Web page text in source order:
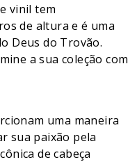
vinil tem
de altura e é uma
Deus do Trovão.
a sua coleção com
uma maneira
sua paixão pela
de cabeça